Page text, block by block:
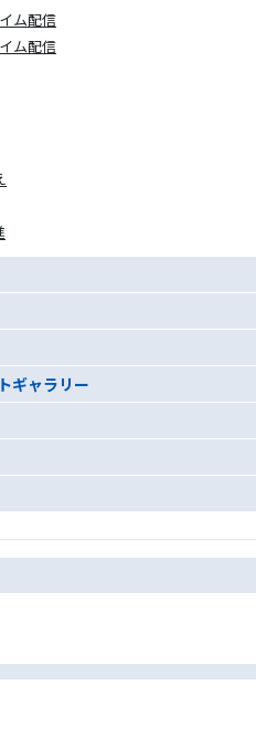
ム配信
ム配信
ギャラリー